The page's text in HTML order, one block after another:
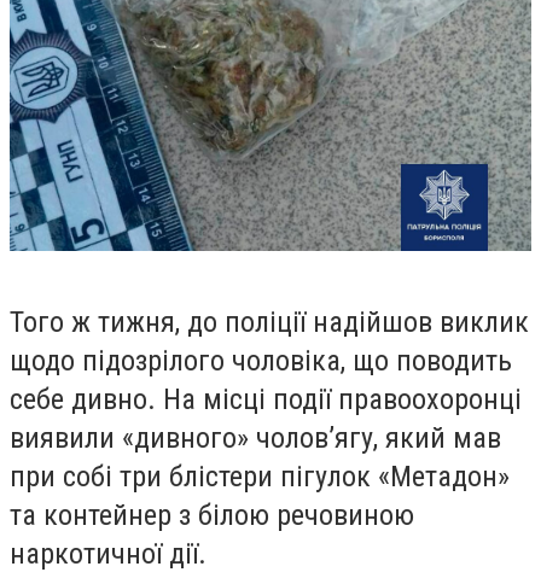
Того ж тижня, до поліції надійшов виклик
щодо підозрілого чоловіка, що поводить
себе дивно. На місці події правоохоронці
виявили «дивного» чолов’ягу, який мав
при собі три блістери пігулок «Метадон»
та контейнер з білою речовиною
наркотичної дії.